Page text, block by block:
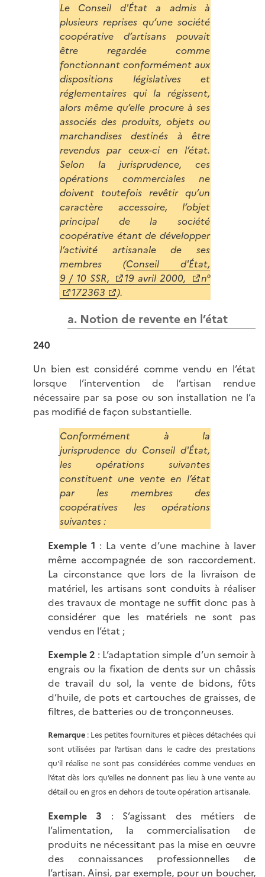
Le Conseil d'État a admis à
plusieurs reprises qu’une société
coopérative d’artisans pouvait
être regardée comme
fonctionnant conformément aux
dispositions législatives et
réglementaires qui la régissent,
alors même qu’elle procure à ses
associés des produits, objets ou
marchandises destinés à être
revendus par ceux-ci en l’état.
Selon la jurisprudence, ces
opérations commerciales ne
doivent toutefois revêtir qu’un
caractère accessoire, l’objet
principal de la société
coopérative étant de développer
l’activité artisanale de ses
membres (Conseil d'État,
9 / 10 SSR,
19 avril 2000,
n°
172363
).
a. Notion de revente en l’état
240
Un bien est considéré comme vendu en l’état
lorsque l’intervention de l’artisan rendue
nécessaire par sa pose ou son installation ne l’a
pas modifié de façon substantielle.
Conformément à la
jurisprudence du Conseil d'État,
les opérations suivantes
constituent une vente en l’état
par les membres des
coopératives les opérations
suivantes :
Exemple 1 : La vente d’une machine à laver
même accompagnée de son raccordement.
La circonstance que lors de la livraison de
matériel, les artisans sont conduits à réaliser
des travaux de montage ne suffit donc pas à
considérer que les matériels ne sont pas
vendus en l’état ;
Exemple 2 : L’adaptation simple d’un semoir à
engrais ou la fixation de dents sur un châssis
de travail du sol, la vente de bidons, fûts
d’huile, de pots et cartouches de graisses, de
filtres, de batteries ou de tronçonneuses.
Remarque: Les petites fournitures et pièces détachées qui
sont utilisées par l’artisan dans le cadre des prestations
qu'il réalise ne sont pas considérées comme vendues en
l’état dès lors qu’elles ne donnent pas lieu à une vente au
détail ou en gros en dehors de toute opération artisanale.
Exemple 3 : S’agissant des métiers de
l’alimentation, la commercialisation de
produits ne nécessitant pas la mise en œuvre
des connaissances professionnelles de
l’artisan. Ainsi, par exemple, pour un boucher,